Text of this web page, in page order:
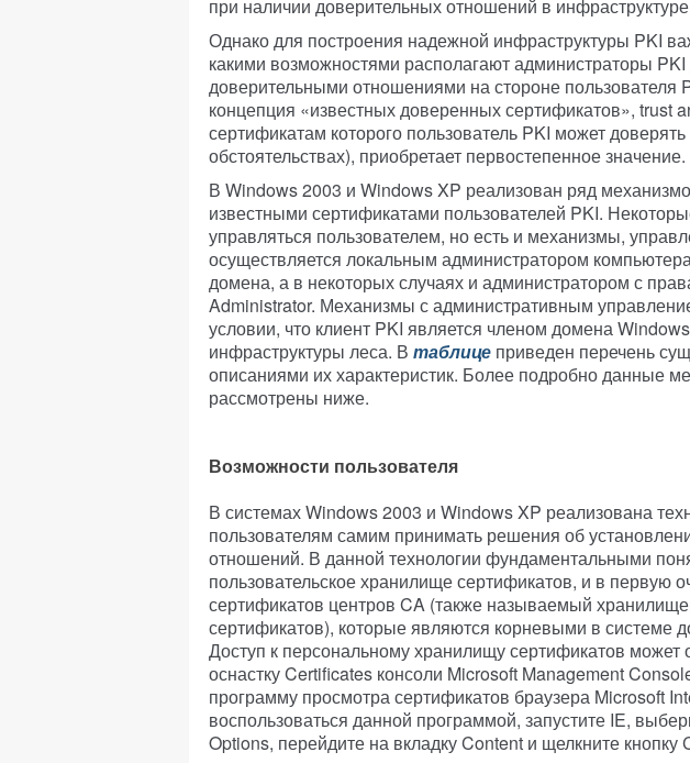
при наличии доверительных отношений в
Однако для построения надежной инфраструктуры PKI
какими возможностями располагают администраторы
доверительными отношениями на стороне пользователя
концепция «известных доверенных сертификатов», trust
сертификатам которого пользователь PKI может
обстоятельствах), приобретает первостепенное значение.
В Windows 2003 и Windows XP реализован ряд
известными сертификатами пользователей PKI.
управляться пользователем, но есть и механизмы,
осуществляется локальным администратором
домена, а в некоторых случаях и администратором с
Administrator. Механизмы с административным
условии, что клиент PKI является членом домена
инфраструктуры леса. В таблице приведен перечень
описаниями их характеристик. Более подробно данные
рассмотрены ниже.
Возможности пользователя
В системах Windows 2003 и Windows XP реализована
пользователям самим принимать решения об
отношений. В данной технологии фундаментальными
пользовательское хранилище сертификатов, и в первую
сертификатов центров CA (также называемый
сертификатов), которые являются корневыми в системе
Доступ к персональному хранилищу сертификатов может
оснастку Certificates консоли Microsoft Management
программу просмотра сертификатов браузера Microsoft
воспользоваться данной программой, запустите IE,
Options, перейдите на вкладку Content и щелкните кнопку